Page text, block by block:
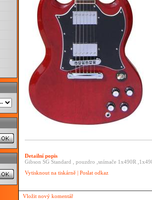
Detailní popis
Gibson SG Standard , pouzdro ,snímače 1x490R
Vytisknout na tiskárně | Poslat odkaz
Vložit nový komentář